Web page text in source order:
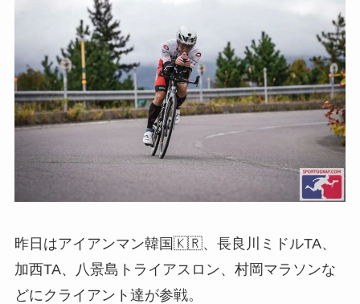
昨日はアイアンマン韓国🇰🇷、長良川ミドルTA、
加西TA、八景島トライアスロン、村岡マラソンな
どにクライアント達が参戦。